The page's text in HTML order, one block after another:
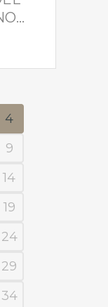
4
9
14
19
24
29
34